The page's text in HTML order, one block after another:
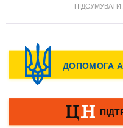
ПІДСУМУВАТИ: